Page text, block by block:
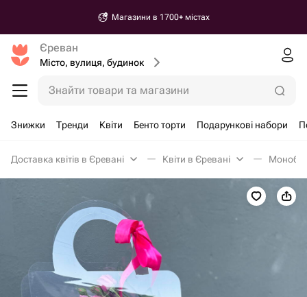
Магазини в 1700+ містах
Єреван
Місто, вулиця, будинок
Знайти товари та магазини
Знижки Тренди Квіти Бенто торти Подарункові набори
Доставка квітів в Єревані Квіти в Єревані